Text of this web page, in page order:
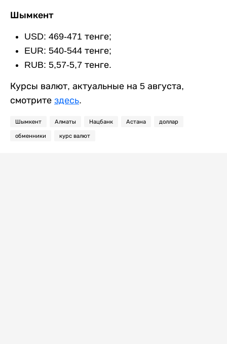
Шымкент
USD: 469-471 тенге;
EUR: 540-544 тенге;
RUB: 5,57-5,7 тенге.
Курсы валют, актуальные на 5 августа,
смотрите здесь.
Шымкент Алматы Нацбанк Астана доллар
обменники курс валют